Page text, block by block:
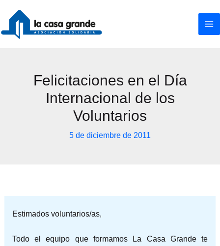
contenido
Felicitaciones en el Día
Internacional de los
Voluntarios
5 de diciembre de 2011
Estimados voluntarios/as,
Todo el equipo que formamos La Casa Grande te